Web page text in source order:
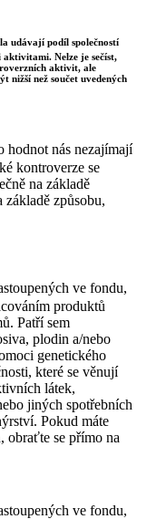
udávají podíl společností
Nelze je sečíst,
aktivit, ale
nižší než součet uvedených
hodnot nás nezajímají
kontroverze se
na základě
základě způsobu,
ve fondu,
produktů
Patří sem
plodin a/nebo
genetického
které se věnují
látek,
jiných spotřebních
Pokud máte
obraťte se přímo na
ve fondu,